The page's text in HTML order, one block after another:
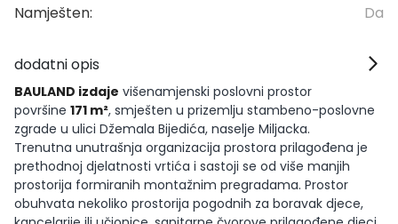
Namješten:
Da
dodatni opis
BAULAND izdaje višenamjenski poslovni prostor
površine 171 m², smješten u prizemlju stambeno-poslovne
zgrade u ulici Džemala Bijedića, naselje Miljacka.
Trenutna unutrašnja organizacija prostora prilagođena je
prethodnoj djelatnosti vrtića i sastoji se od više manjih
prostorija formiranih montažnim pregradama. Prostor
obuhvata nekoliko prostorija pogodnih za boravak djece,